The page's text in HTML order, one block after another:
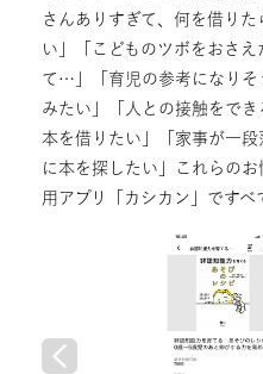
さんありすぎて、何を借り
い」「こどものツボをおさえ
て…」「育児の参考になりそ
みたい」「人との接触をでき
本を借りたい」「家事が一段
に本を探したい」これらの
用アプリ「カシカン」ですべ